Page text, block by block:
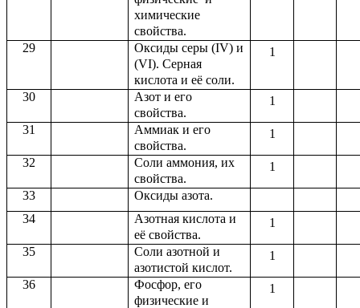
химические
свойства.
29
Оксиды серы (IV) и
(VI). Серная
кислота и её соли.
1
30
Азот и его
свойства.
1
31
Аммиак и его
свойства.
1
32
Соли аммония, их
свойства.
1
33
Оксиды азота.
34
Азотная кислота и
её свойства.
1
35
Соли азотной и
азотистой кислот.
1
36
Фосфор, его
физические и
1